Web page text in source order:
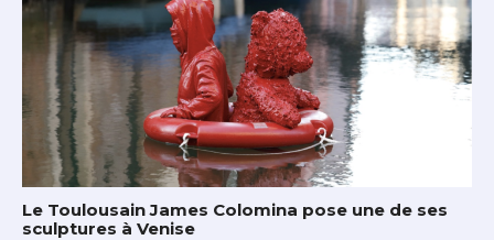
Le Toulousain James Colomina pose une de ses
sculptures à Venise